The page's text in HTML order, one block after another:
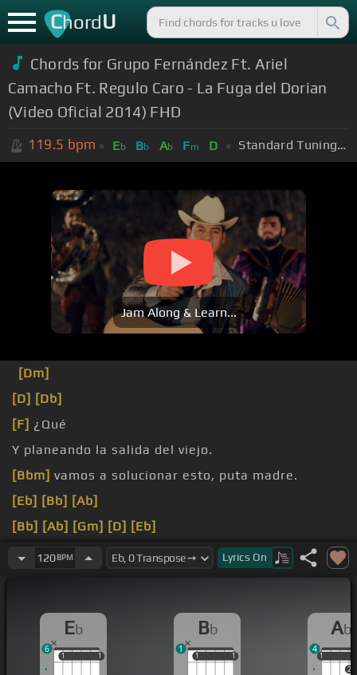
ChordU
Chords for Grupo Fernández Ft. Ariel
Camacho Ft. Regulo Caro - La Fuga del Dorian
(Video Oficial 2014) FHD
119.5 bpm Eb Bb Ab Fm D Standard Tuning (EADGBE)
Jam Along & Learn...
[Dm]
[D] [Db]
[F] ¿Qué
Y planeando la salida del viejo.
[Bbm] vamos a solucionar esto, puta madre.
[Eb] [Bb] [Ab]
[Bb] [Ab] [Gm] [D] [Eb]
[G] [Ab] [Eb]
120BPM Lyrics On
Eb
1 1
1 1
6
Bb
1 1
1 1
1
Ab
1
2
1
4